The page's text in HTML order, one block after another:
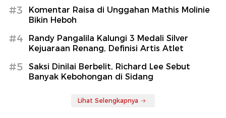
#3
Komentar Raisa di Unggahan Mathis Molinie
Bikin Heboh
#4
Randy Pangalila Kalungi 3 Medali Silver
Kejuaraan Renang, Definisi Artis Atlet
#5
Saksi Dinilai Berbelit, Richard Lee Sebut
Banyak Kebohongan di Sidang
Lihat Selengkapnya